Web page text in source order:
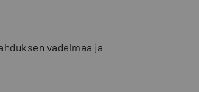
vadelmaa ja